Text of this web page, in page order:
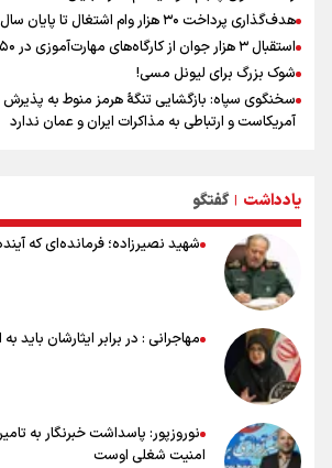
هدف‌گذاری پرداخت ۳۰ هزار وام اشتغال تا پایان سال
استقبال ۳ هزار جوان از کارگاه‌های مهارت‌آموزی در ۲۵۰ شهرستان کشور
شوک بزرگ برای لیونل مسی!
سخنگوی سپاه: بازگشایی تنگۀ هرمز منوط به
آمریکاست و ارتباطی به مذاکرات ایران و عمان ندارد
دست رفتن باروری خاک
مروری بر زندگینامه خبرنگار شهید «محمود صارمی»
خانواده شهید لاریجانی: از اظهارات شتاب‌زده
کنید
اشک‌های CR7 به قیمت ۲۳ سال تلاش؛ گریه نکن آقای رونالدو
حیدری: افزایش تیم‌های جام جهانی هم سود داشت و
جام جهانی مردود نشد
تلاش مدام برای زنده نگه داشتن هنر ایرانی
یادداشت | گفتگو
شهید نصیرزاده؛ فرمانده‌ای که
مهاجرانی : در برابر ایثارشان باید
نوروزپور: پاسداشت خبرنگار به
امنیت شغلی اوست